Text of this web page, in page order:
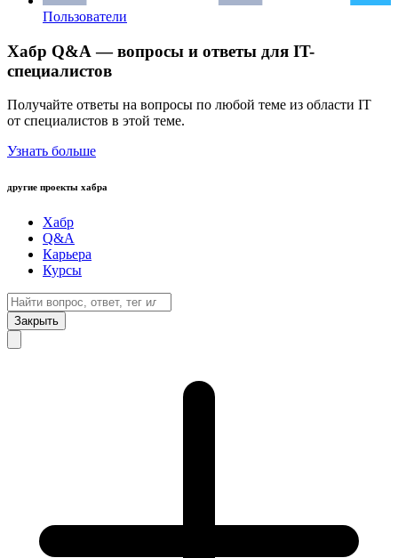
Пользователи
Хабр Q&A — вопросы и ответы для IT-
специалистов
Получайте ответы на вопросы по любой теме из области IT
от специалистов в этой теме.
Узнать больше
другие проекты хабра
Хабр
Q&A
Карьера
Курсы
Закрыть